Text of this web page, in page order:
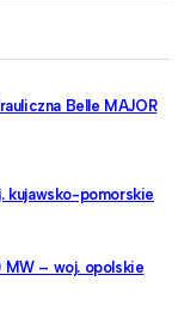
Belle MAJOR
kujawsko-pomorskie
MW – woj. opolskie